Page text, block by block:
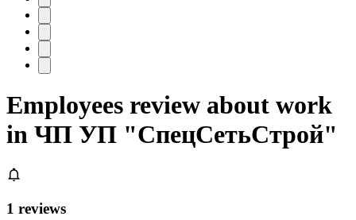
Employees review about work
in ЧП УП "СпецСетьСтрой"
1 reviews